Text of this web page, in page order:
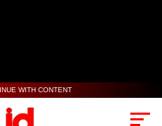
WITH CONTENT